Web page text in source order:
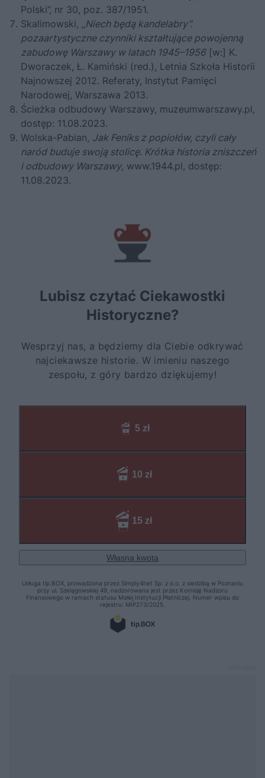
Polski”, nr 30, poz. 387/1951.
Skalimowski,
„Niech będą kandelabry”.
pozaartystyczne czynniki kształtujące powojenną
zabudowę Warszawy w latach 1945–1956[w:] K.
Dworaczek, Ł. Kamiński (red.), Letnia Szkoła Historii
Najnowszej 2012. Referaty, Instytut Pamięci
Narodowej, Warszawa 2013.
Ścieżka odbudowy Warszawy, muzeumwarszawy.pl,
dostęp: 11.08.2023.
Wolska-Pabian, Jak Feniks z popiołów, czyli cały
naród buduje swoją stolicę. Krótka historia zniszczeń
i odbudowy Warszawy, www.1944.pl, dostęp:
11.08.2023.